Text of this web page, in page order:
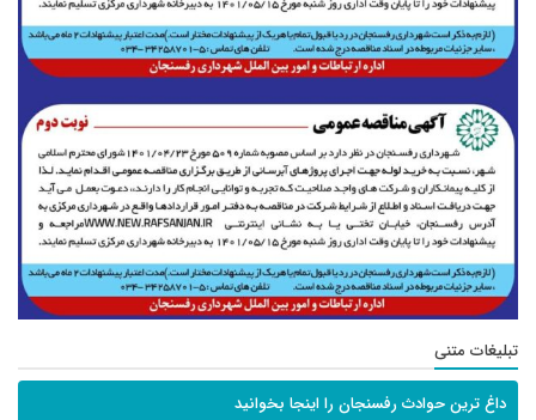
تبلیغات متنی
داغ ترین حوادث رفسنجان را اینجا بخوانید